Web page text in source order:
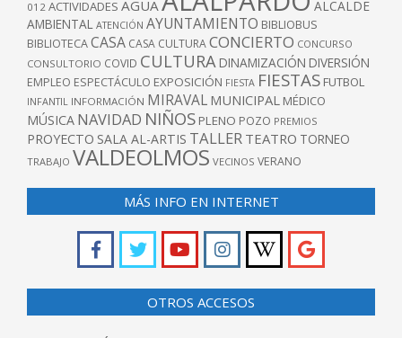
012 ACTIVIDADES AGUA
ALCALDE
AMBIENTAL ATENCIÓN AYUNTAMIENTO BIBLIOBUS
BIBLIOTECACASA CASA CULTURACONCIERTO CONCURSO
CONSULTORIO COVID CULTURA DINAMIZACIÓN DIVERSIÓN
EMPLEO ESPECTÁCULO EXPOSICIÓN FIESTA FIESTAS FUTBOL
INFANTIL INFORMACIÓN MIRAVAL MUNICIPAL MÉDICO
MÚSICA NAVIDAD NIÑOS PLENO POZO PREMIOS
PROYECTO SALA AL-ARTIS TALLER TEATRO TORNEO
TRABAJO VALDEOLMOS VECINOS VERANO
MÁS INFO EN INTERNET
OTROS ACCESOS